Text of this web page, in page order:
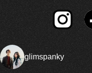
glimspanky